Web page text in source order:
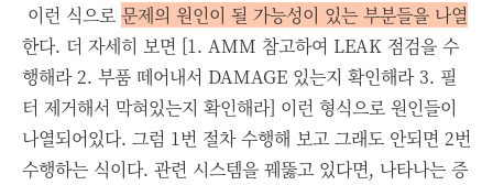
이런 식으로 문제의 원인이 될 가능성이 있는 부분들을 나열
한다. 더 자세히 보면 [1. AMM 참고하여 LEAK 점검을 수
행해라2. 부품 떼어내서 DAMAGE 있는지 확인해라 3. 필
터 제거해서 막혀있는지 확인해라] 이런 형식으로 원인들이
나열되어있다. 그럼 1번 절차 수행해 보고 그래도 안되면 2번
수행하는 식이다. 관련 시스템을 꿰뚫고 있다면, 나타나는 증